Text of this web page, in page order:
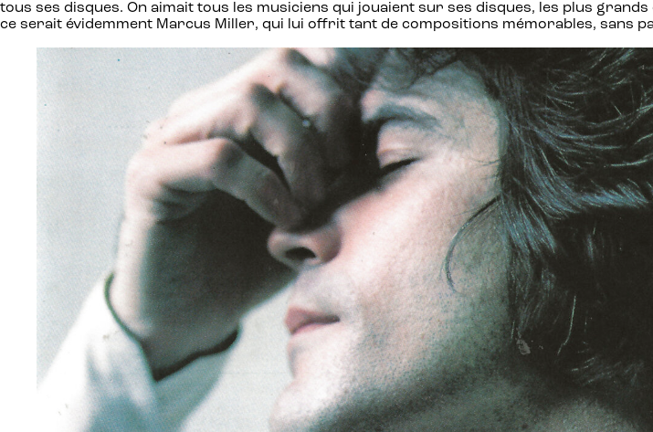
tous ses disques. On aimait tous les musiciens qui jouaient sur ses disques, les plus
ce serait évidemment Marcus Miller, qui lui offrit tant de compositions mémorables, sans